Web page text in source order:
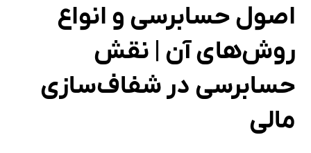
اصول حسابرسی و انواع
روش‌های آن | نقش
حسابرسی در شفاف‌سازی
مالی